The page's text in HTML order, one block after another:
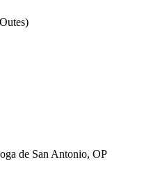
de San Antonio, OP